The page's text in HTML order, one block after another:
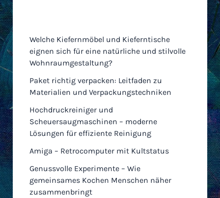
Welche Kiefernmöbel und Kieferntische
eignen sich für eine natürliche und stilvolle
Wohnraumgestaltung?
Paket richtig verpacken: Leitfaden zu
Materialien und Verpackungstechniken
Hochdruckreiniger und
Scheuersaugmaschinen – moderne
Lösungen für effiziente Reinigung
Amiga – Retrocomputer mit Kultstatus
Genussvolle Experimente – Wie
gemeinsames Kochen Menschen näher
zusammenbringt